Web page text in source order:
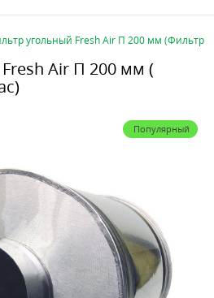
угольный Fresh Air П 200 мм (Фильтр
Air П 200 мм (
Популярный